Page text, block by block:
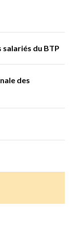
du BTP
des